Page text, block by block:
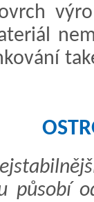
působí